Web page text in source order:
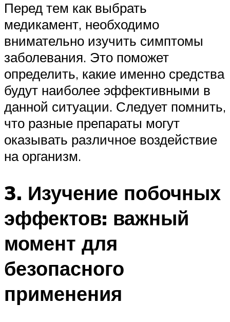
Перед тем как выбрать
медикамент, необходимо
внимательно изучить симптомы
заболевания. Это поможет
определить, какие именно средства
будут наиболее эффективными в
данной ситуации. Следует помнить,
что разные препараты могут
оказывать различное воздействие
на организм.
3. Изучение побочных
эффектов: важный
момент для
безопасного
применения